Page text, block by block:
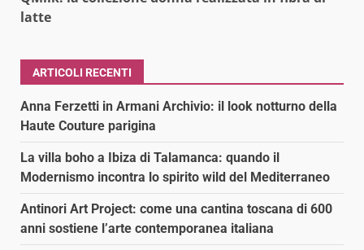
latte
ARTICOLI RECENTI
Anna Ferzetti in Armani Archivio: il look notturno della
Haute Couture parigina
La villa boho a Ibiza di Talamanca: quando il
Modernismo incontra lo spirito wild del Mediterraneo
Antinori Art Project: come una cantina toscana di 600
anni sostiene l’arte contemporanea italiana